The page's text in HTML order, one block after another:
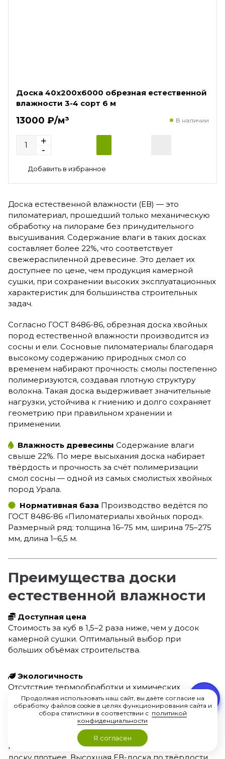
Доска 40х200х6000 обрезная естественной
влажности 3-4 сорт 6 м
13000 ₽/м³ В наличии
Доска естественной влажности (ЕВ) — это
пиломатериал, прошедший только механическую
обработку на пилораме без принудительного
высушивания. Содержание влаги в таких досках
составляет более 22%, что соответствует
свежераспиленной древесине. Это делает их
доступнее по цене, чем продукция камерной
сушки, при сохранении высоких эксплуатационных
характеристик для большинства строительных
задач.
Согласно ГОСТ 8486-86, обрезная доска хвойных
пород естественной влажности производится из
сосны и ели. Сосновые пиломатериалы благодаря
высокому содержанию природных смол со
временем набирают прочность: смолы постепенно
полимеризуются, создавая плотную структуру
волокна. Такая доска выдерживает значительные
нагрузки, устойчива к гниению и долго сохраняет
геометрию при правильном хранении и
применении.
Влажность древесины Содержание влаги
свыше 22%. По мере высыхания доска набирает
твёрдость и прочность за счёт полимеризации
смол сосны — одной из самых смолистых хвойных
пород Урала.
Нормативная база Производство ведётся по
ГОСТ 8486-86 «Пиломатериалы хвойных пород».
Размерный ряд: толщина 16–75 мм, ширина 75–275
мм, длина 1–6,5 м.
Преимущества доски
естественной влажности
Доступная цена
Стоимость за куб в 1,5–2 раза ниже, чем у досок
камерной сушки. Оптимальный выбор при
больших объёмах строительства.
Экологичность
Отсутствие термообработки и химических
сушильных агентов. Натуральная древесина без
изменений в структуре волокна.
Прочность со временем
Природные смолы сосны при высыхании делают
Продолжая использовать наш сайт, вы даёте согласие на
обработку файлов cookie в целях функционирования сайта и
сбора статистики в соответствии с политикой
конфиденциальности
Я согласен